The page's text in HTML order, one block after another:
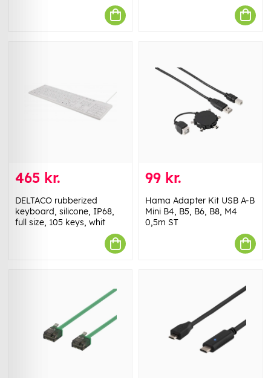
465 kr.
DELTACO rubberized
keyboard, silicone, IP68,
full size, 105 keys, whit
99 kr.
Hama Adapter Kit USB A-B
Mini B4, B5, B6, B8, M4
0,5m ST